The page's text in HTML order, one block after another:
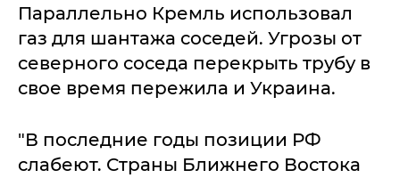
Параллельно Кремль использовал
газ для шантажа соседей. Угрозы от
северного соседа перекрыть трубу в
свое время пережила и Украина.
"В последние годы позиции РФ
слабеют. Страны Ближнего Востока